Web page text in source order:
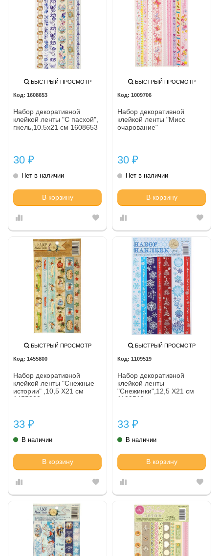
БЫСТРЫЙ ПРОСМОТР
1608653
Набор декоративной
клейкой ленты "С пасхой",
гжель,10.5х21 см 1608653
30 ₽
Нет в наличии
В корзину
БЫСТРЫЙ ПРОСМОТР
1009706
Набор декоративной
клейкой ленты "Мисс
очарование"
30 ₽
Нет в наличии
В корзину
БЫСТРЫЙ ПРОСМОТР
1455800
Набор декоративной
клейкой ленты "Снежные
истории" ,10,5 Х21 см
1455800
33 ₽
В наличии
В корзину
БЫСТРЫЙ ПРОСМОТР
1109519
Набор декоративной
клейкой ленты
"Снежинки",12,5 Х21 см
1109519
33 ₽
В наличии
В корзину